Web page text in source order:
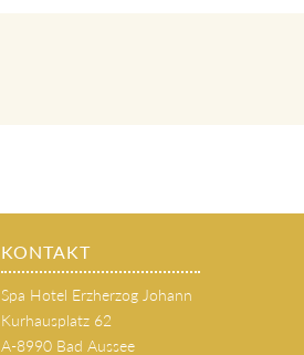
KONTAKT
Spa Hotel Erzherzog Johann
Kurhausplatz 62
A-8990 Bad Aussee